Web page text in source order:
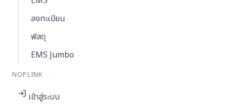
ลงทะเบียน
พัสดุ
EMS Jumbo
NOPLINK
เข้าสู่ระบบ